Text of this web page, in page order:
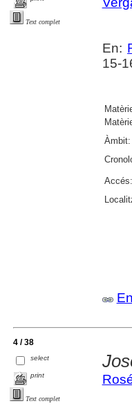
Text complet
En:
15-
Àmbit:
Accés:
4 / 38
select
print
Text complet